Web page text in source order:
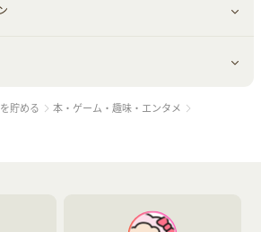
・レンタル
タメ
空券・宿泊
貯める
本・ゲーム・趣味・エンタメ